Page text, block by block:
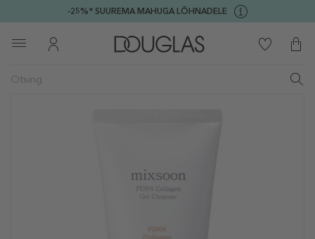
-25%* SUUREMA MAHUGA LÕHNADELE